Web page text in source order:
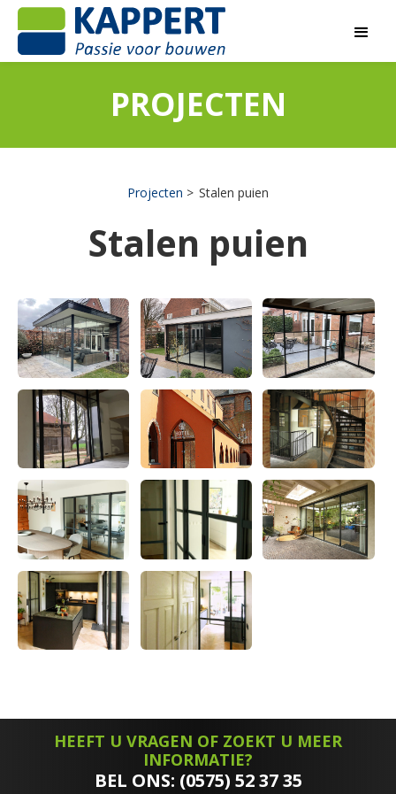
PROJECTEN
Projecten Stalen puien
Stalen puien
HEEFT U VRAGEN OF ZOEKT U MEER
INFORMATIE?
BEL ONS: (0575) 52 37 35